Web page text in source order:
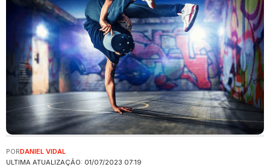
ULTIMA ATUALIZAÇÃO: 01/07/2023 07:19
PORDANIEL VIDAL